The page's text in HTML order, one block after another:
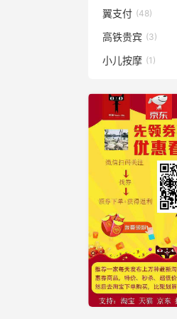
翼支付 (48)
高铁贵宾 (3)
小儿按摩 (1)